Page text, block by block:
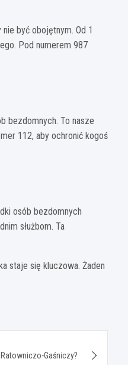
być obojętnym. Od 1
Pod numerem 987
bezdomnych. To nasze
112, aby ochronić kogoś
osób bezdomnych
służbom. Ta
staje się kluczowa. Żaden
Gaśniczy?